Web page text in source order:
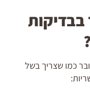
בבדיקות
כמו שצריך בשל